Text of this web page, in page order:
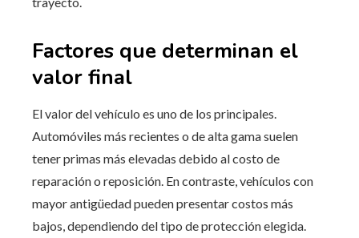
Factores que determinan el
valor final
El valor del vehículo es uno de los principales.
Automóviles más recientes o de alta gama suelen
tener primas más elevadas debido al costo de
reparación o reposición. En contraste, vehículos con
mayor antigüedad pueden presentar costos más
bajos, dependiendo del tipo de protección elegida.